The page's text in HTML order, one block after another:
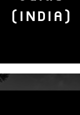
(INDIA)